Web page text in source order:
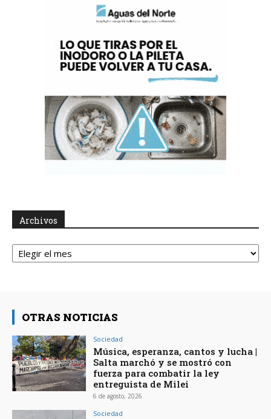
Archivos
Archivos
OTRAS NOTICIAS
Sociedad
Música, esperanza, cantos y lucha |
Salta marchó y se mostró con
fuerza para combatir la ley
entreguista de Milei
6 de agosto, 2026
Sociedad